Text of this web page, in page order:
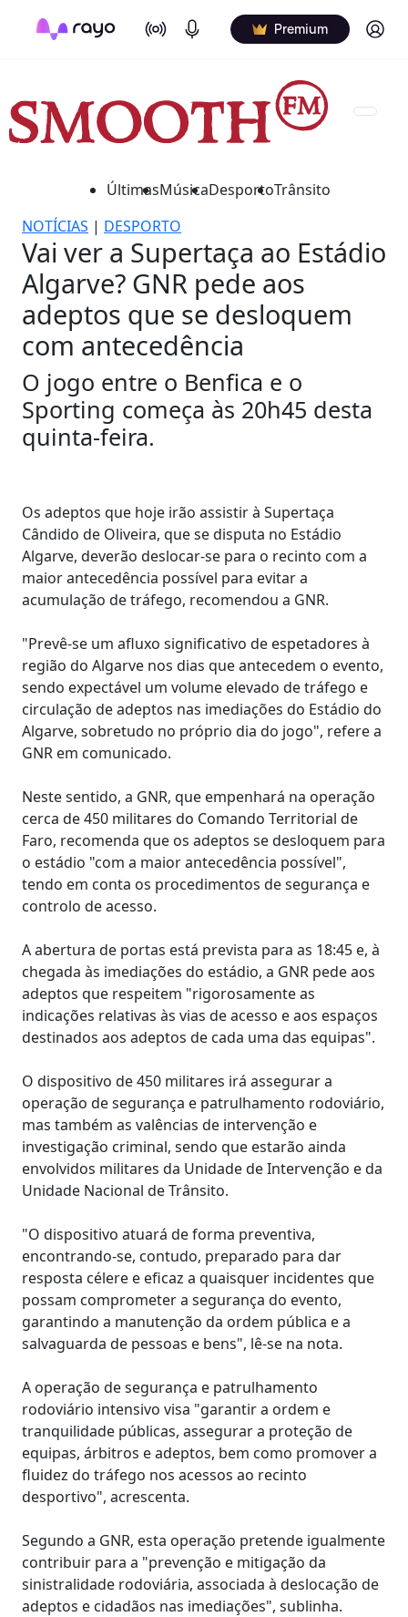
On Air Podcasts Premium Log in
ÚltimasMúsicaDesportoTrânsito
NOTÍCIAS | DESPORTO
Vai ver a Supertaça ao Estádio
Algarve? GNR pede aos
adeptos que se desloquem
com antecedência
O jogo entre o Benfica e o
Sporting começa às 20h45 desta
quinta-feira.
Os adeptos que hoje irão assistir à Supertaça
Cândido de Oliveira, que se disputa no Estádio
Algarve, deverão deslocar-se para o recinto com a
maior antecedência possível para evitar a
acumulação de tráfego, recomendou a GNR.
"Prevê-se um afluxo significativo de espetadores à
região do Algarve nos dias que antecedem o evento,
sendo expectável um volume elevado de tráfego e
circulação de adeptos nas imediações do Estádio do
Algarve, sobretudo no próprio dia do jogo", refere a
GNR em comunicado.
Neste sentido, a GNR, que empenhará na operação
cerca de 450 militares do Comando Territorial de
Faro, recomenda que os adeptos se desloquem para
o estádio "com a maior antecedência possível",
tendo em conta os procedimentos de segurança e
controlo de acesso.
A abertura de portas está prevista para as 18:45 e, à
chegada às imediações do estádio, a GNR pede aos
adeptos que respeitem "rigorosamente as
indicações relativas às vias de acesso e aos espaços
destinados aos adeptos de cada uma das equipas".
O dispositivo de 450 militares irá assegurar a
operação de segurança e patrulhamento rodoviário,
mas também as valências de intervenção e
investigação criminal, sendo que estarão ainda
envolvidos militares da Unidade de Intervenção e da
Unidade Nacional de Trânsito.
"O dispositivo atuará de forma preventiva,
encontrando-se, contudo, preparado para dar
resposta célere e eficaz a quaisquer incidentes que
possam comprometer a segurança do evento,
garantindo a manutenção da ordem pública e a
salvaguarda de pessoas e bens", lê-se na nota.
A operação de segurança e patrulhamento
rodoviário intensivo visa "garantir a ordem e
tranquilidade públicas, assegurar a proteção de
equipas, árbitros e adeptos, bem como promover a
fluidez do tráfego nos acessos ao recinto
desportivo", acrescenta.
Segundo a GNR, esta operação pretende igualmente
contribuir para a "prevenção e mitigação da
sinistralidade rodoviária, associada à deslocação de
adeptos e cidadãos nas imediações", sublinha.